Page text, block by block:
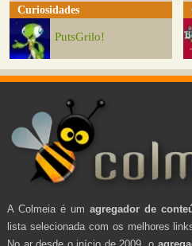
Curiosidades
PutsGrilo!
A Colmeia é um agregador de
lista selecionada com os melhores